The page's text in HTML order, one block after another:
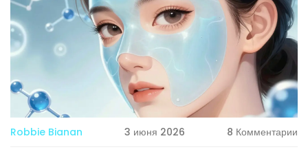
Robbie Bianan 3 июня 2026 8 Комментарии